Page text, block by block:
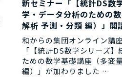
新セミナー「【統計DS数
学・データ分析のための
解析 予測・分類 編）」開
和からの集団オンライン講
「【統計DS数学シリーズ
ための数学基礎講座（多変
編）」が加わりました …